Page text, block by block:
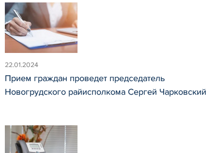
22.01.2024
Прием граждан проведет председатель
Новогрудского райисполкома Сергей Чарковский